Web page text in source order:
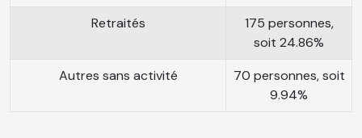
Retraités
175 personnes,
soit 24.86%
Autres sans activité
70 personnes, soit
9.94%